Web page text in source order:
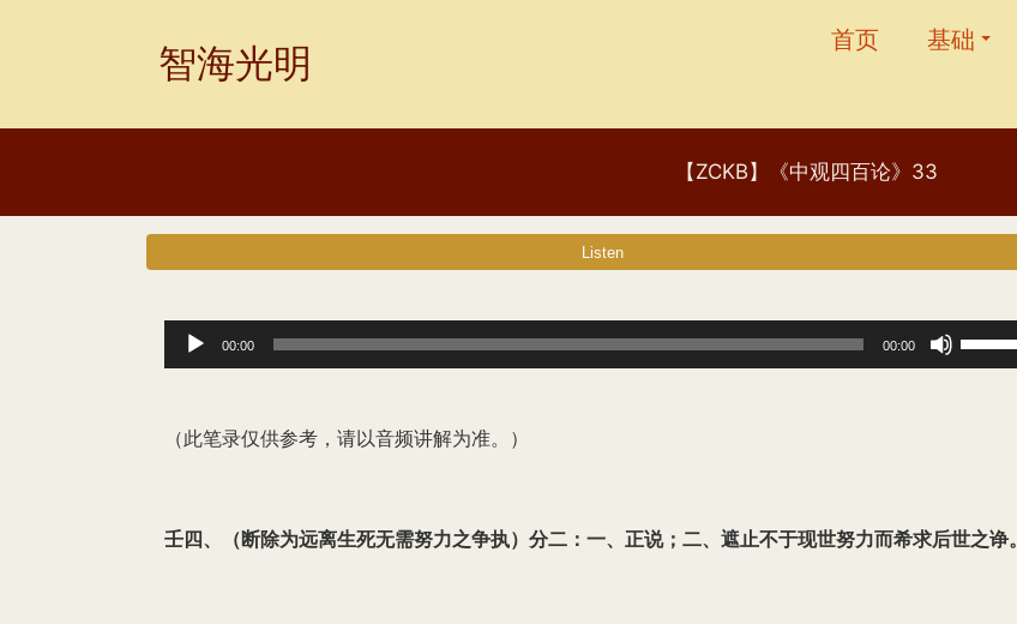
智海光明 首页 基础
【ZCKB】《中观四百论》33
频
放
00:00 00:00
使
箭
（此笔录仅供参考，请以音频讲解为准。）
壬四、（断除为远离生死无需努力之争执）分二：一、正说；二、遮止不于现世努力而希求后世之诤。